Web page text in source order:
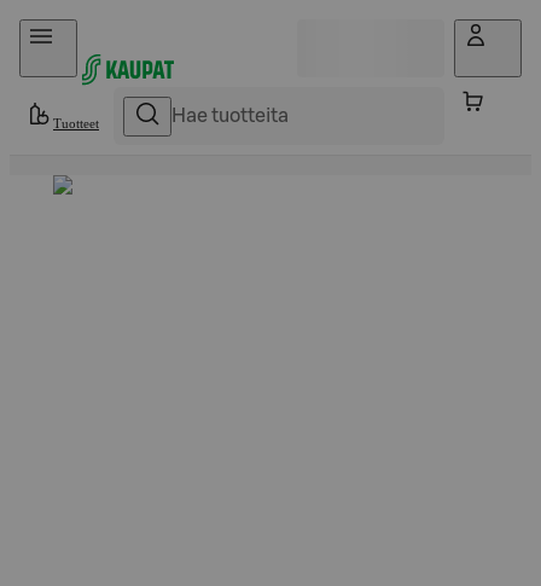
Hyppää sisältöön
Tuotteet